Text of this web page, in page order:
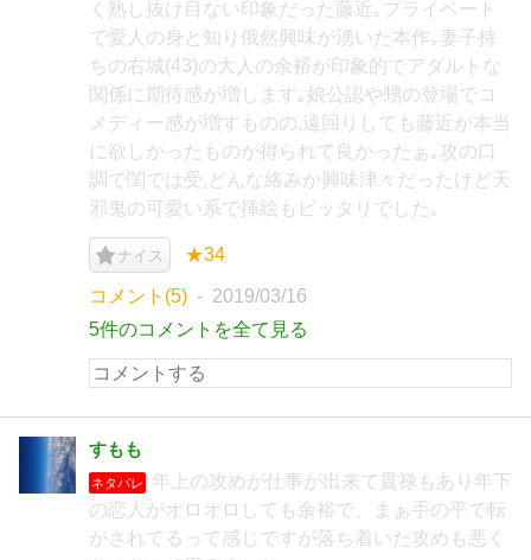
く熟し抜け目ない印象だった藤近｡プライベート
で愛人の身と知り俄然興味が湧いた本作｡妻子持
ちの右城(43)の大人の余裕が印象的でアダルトな
関係に期待感が増します｡娘公認や甥の登場でコ
メディー感が増すものの,遠回りしても藤近が本当
に欲しかったものが得られて良かったぁ｡攻の口
調で閨では受,どんな絡みか興味津々だったけど天
邪鬼の可愛い系で挿絵もピッタリでした｡
ナイス ★34
コメント(5)
2019/03/16
5件のコメントを全て見る
すもも
ネタバレ
年上の攻めが仕事が出来て貫禄もあり年下
の恋人がオロオロしても余裕で、まぁ手の平で転
がされてるって感じですが落ち着いた攻めも悪く